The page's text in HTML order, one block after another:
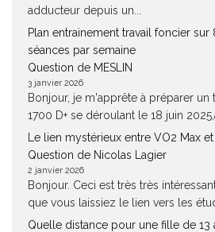
adducteur depuis un...
Plan entrainement travail foncier sur
séances par semaine
Question de MESLIN
3 janvier 2026
Bonjour, je m'apprête à préparer un
1700 D+ se déroulant le 18 juin
Le lien mystérieux entre VO2 Max
Question de Nicolas Lagier
2 janvier 2026
Bonjour. Ceci est très très
que vous laissiez le lien vers les
Quelle distance pour une fille de 13